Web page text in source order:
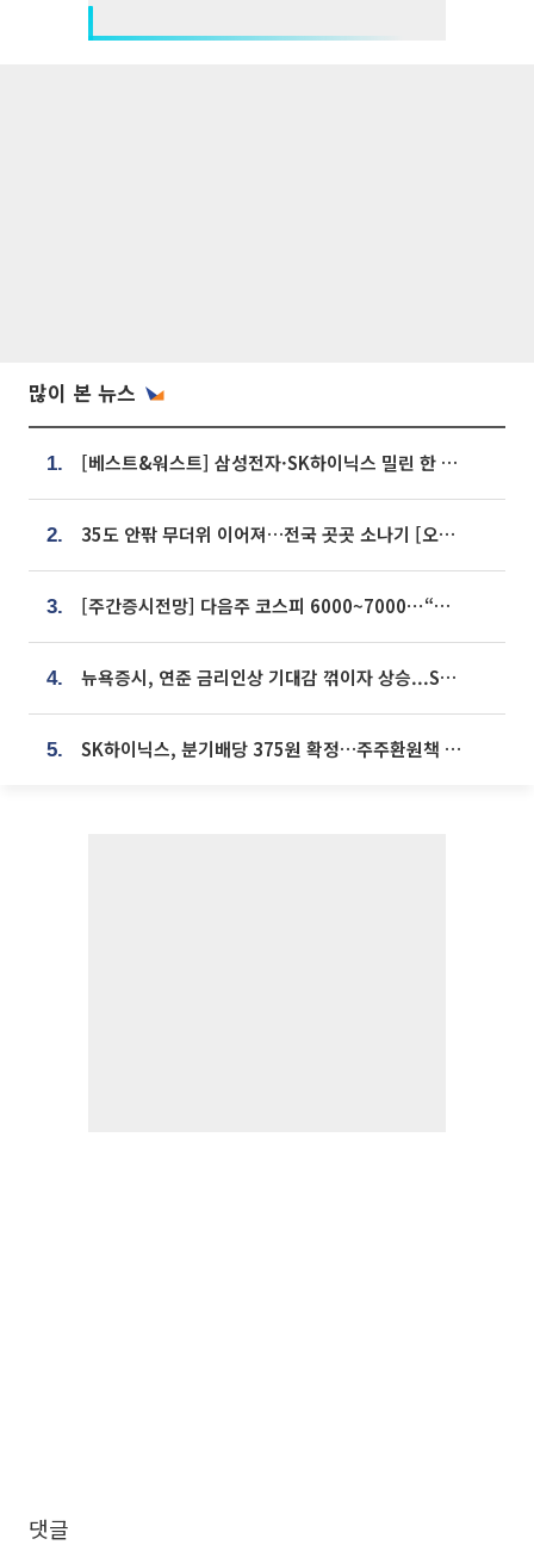
많이 본 뉴스
1. [베스트&워스트] 삼성전자·SK하이닉스 밀린 한 주…상상인증권은 85% 급등
2. 35도 안팎 무더위 이어져…전국 곳곳 소나기 [오늘 날씨]
3. [주간증시전망] 다음주 코스피 6000~7000⋯“外人 수급은 정책이 변수”
4. 뉴욕증시, 연준 금리인상 기대감 꺾이자 상승...S&P500 사상 최고치 [종합]
5. SK하이닉스, 분기배당 375원 확정…주주환원책 9월로 앞당겨 발표
댓글